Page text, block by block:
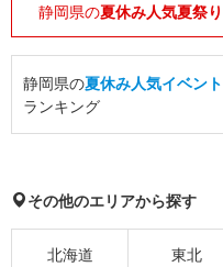
静岡県の夏休み人気夏祭り
静岡県の夏休み人気イベント
ランキング
その他のエリアから探す
北海道 東北